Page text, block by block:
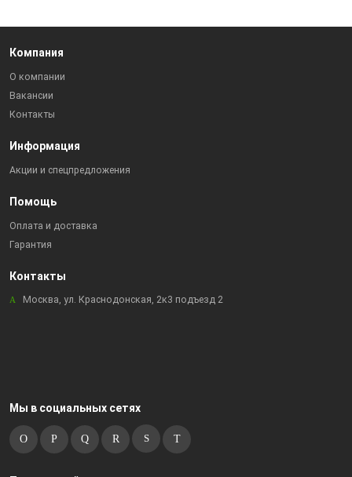
Компания
О компании
Вакансии
Контакты
Информация
Акции и спецпредложения
Помощь
Оплата и доставка
Гарантия
Контакты
Москва, ул. Краснодонская, 2к3 подъезд 2
Мы в социальных сетях